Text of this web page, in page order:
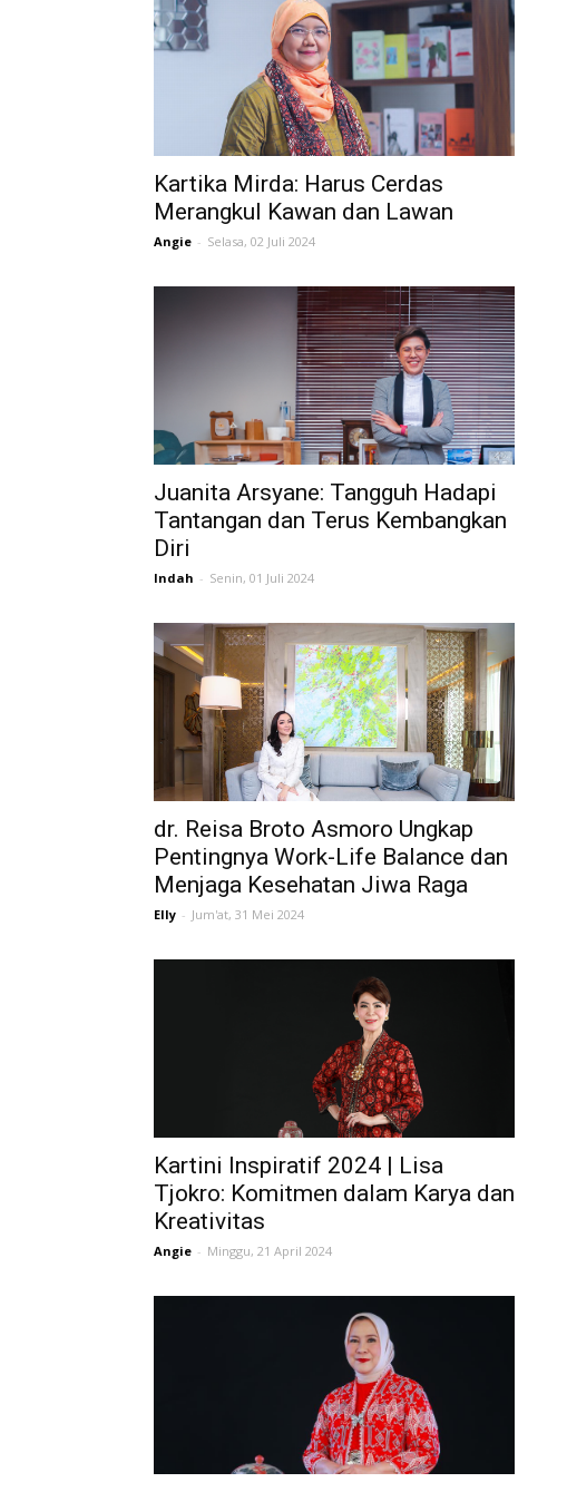
Kartika Mirda: Harus Cerdas
Merangkul Kawan dan Lawan
Angie - Selasa, 02 Juli 2024
Juanita Arsyane: Tangguh Hadapi
Tantangan dan Terus Kembangkan
Diri
Indah - Senin, 01 Juli 2024
dr. Reisa Broto Asmoro Ungkap
Pentingnya Work-Life Balance dan
Menjaga Kesehatan Jiwa Raga
Elly - Jum'at, 31 Mei 2024
Kartini Inspiratif 2024 | Lisa
Tjokro: Komitmen dalam Karya dan
Kreativitas
Angie - Minggu, 21 April 2024